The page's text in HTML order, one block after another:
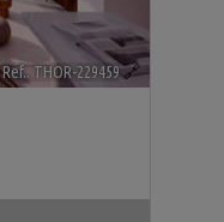
Ref.. THOR-229459🔗